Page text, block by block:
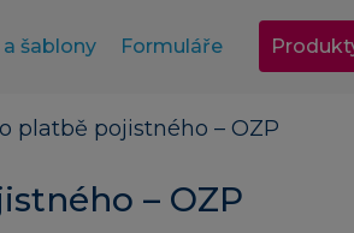
šablony Formuláře
platbě pojistného – OZP
– OZP